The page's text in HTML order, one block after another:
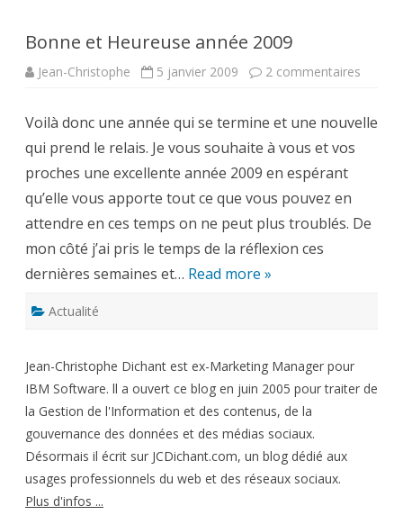
Bonne et Heureuse année 2009
Jean-Christophe 5 janvier 2009 2 commentaires
année
2009
Voilà donc une année qui se termine et une nouvelle
qui prend le relais. Je vous souhaite à vous et vos
proches une excellente année 2009 en espérant
qu’elle vous apporte tout ce que vous pouvez en
attendre en ces temps on ne peut plus troublés. De
mon côté j’ai pris le temps de la réflexion ces
dernières semaines et… Read more »
Actualité
Jean-Christophe Dichant est ex-Marketing Manager pour
IBM Software. ll a ouvert ce blog en juin 2005 pour traiter de
la Gestion de l'Information et des contenus, de la
gouvernance des données et des médias sociaux.
Désormais il écrit sur JCDichant.com, un blog dédié aux
usages professionnels du web et des réseaux sociaux.
Plus d'infos ...